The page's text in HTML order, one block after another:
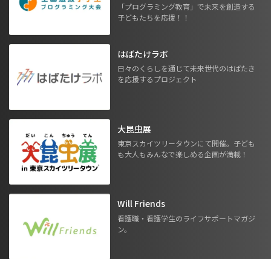
「プログラミング教育」で未来を創造する
子どもたちを応援！！
はばたけラボ
日々のくらしを通じて未来世代のはばたき
を応援するプロジェクト
大昆虫展
東京スカイツリータウンにて開催。子ども
も大人もみんなで楽しめる企画が満載！
Will Friends
看護職・看護学生のライフサポートマガジ
ン。